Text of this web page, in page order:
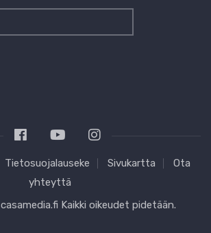
Tietosuojalauseke Sivukartta
Ota
yhteyttä
casamedia.fi Kaikki oikeudet pidetään.